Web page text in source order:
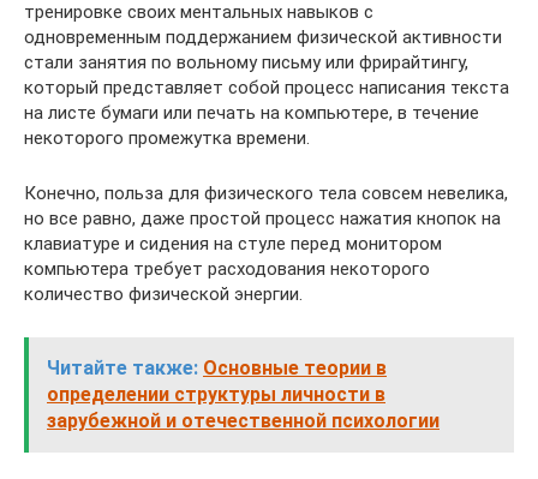
тренировке своих ментальных навыков с
одновременным поддержанием физической активности
стали занятия по вольному письму или фрирайтингу,
который представляет собой процесс написания текста
на листе бумаги или печать на компьютере, в течение
некоторого промежутка времени.
Конечно, польза для физического тела совсем невелика,
но все равно, даже простой процесс нажатия кнопок на
клавиатуре и сидения на стуле перед монитором
компьютера требует расходования некоторого
количество физической энергии.
Читайте также: Основные теории в
определении структуры личности в
зарубежной и отечественной психологии